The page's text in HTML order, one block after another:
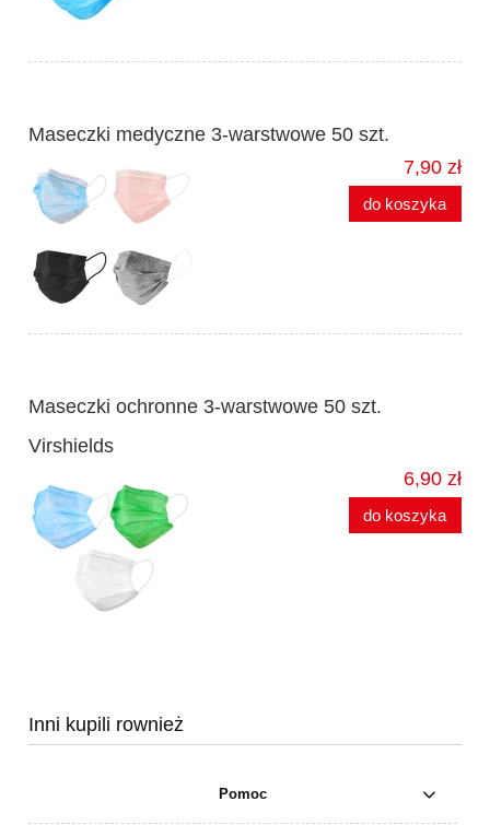
Maseczki medyczne 3-warstwowe 50 szt.
7,90 zł
do koszyka
Maseczki ochronne 3-warstwowe 50 szt.
Virshields
6,90 zł
do koszyka
Inni kupili rownież
Pomoc